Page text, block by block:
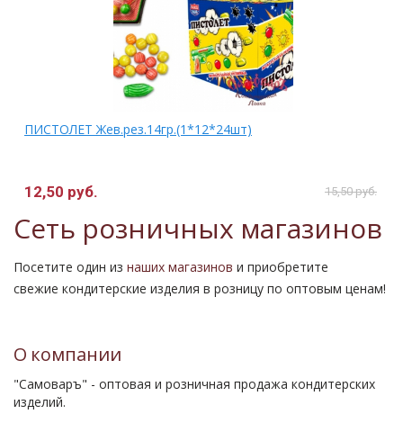
ПИСТОЛЕТ Жев.рез.14гр.(1*12*24шт)
12,50 руб. 15,50 руб.
Сеть розничных магазинов
Посетите один из наших магазинов и приобретите
свежие кондитерские изделия в розницу по оптовым ценам!
О компании
"Самоваръ" - оптовая и розничная продажа кондитерских
изделий.